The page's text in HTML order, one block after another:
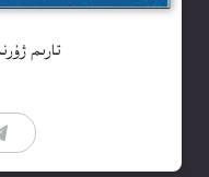
تارىم ژۇرنىلى 1985-